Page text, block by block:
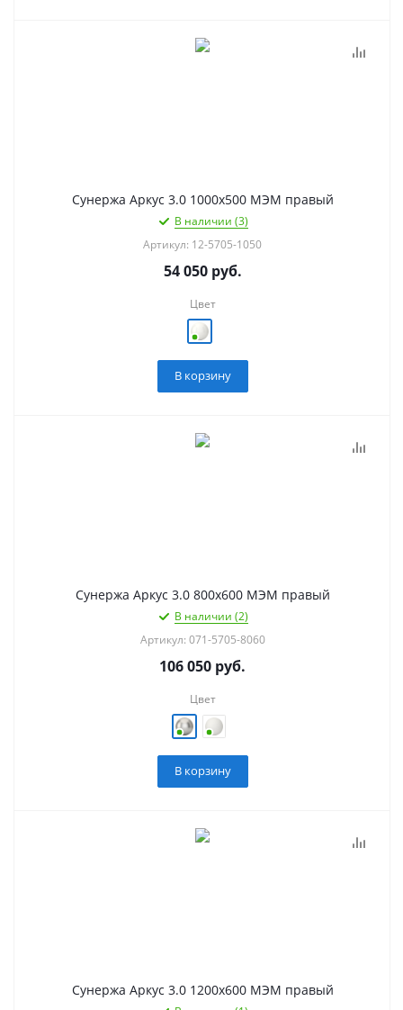
Сунержа Аркус 3.0 1000х500 МЭМ правый
В наличии (3)
Артикул: 12-5705-1050
54 050руб.
Цвет
В корзину
Сунержа Аркус 3.0 800х600 МЭМ правый
В наличии (2)
Артикул: 071-5705-8060
106 050 руб.
Цвет
В корзину
Сунержа Аркус 3.0 1200х600 МЭМ правый